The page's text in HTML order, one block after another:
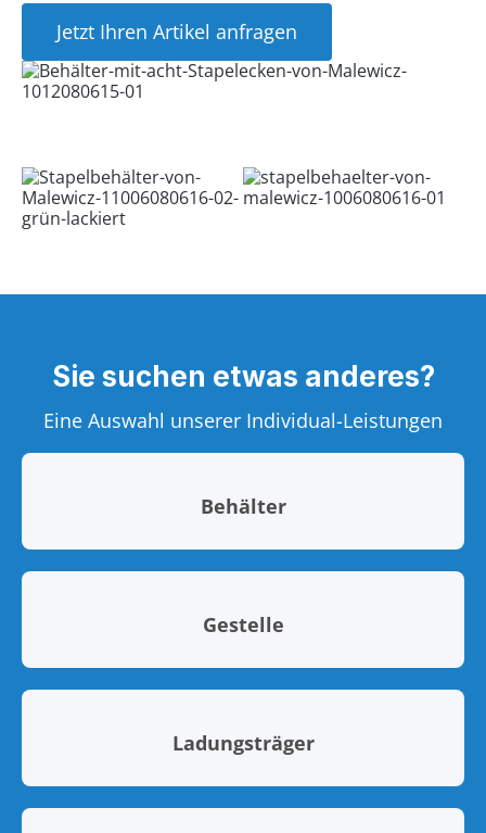
Jetzt Ihren Artikel anfragen
Sie suchen etwas anderes?
Eine Auswahl unserer Individual-Leistungen
Behälter
Gestelle
Ladungsträger